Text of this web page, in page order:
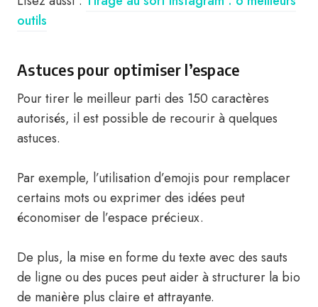
outils
Astuces pour optimiser l’espace
Pour tirer le meilleur parti des 150 caractères
autorisés, il est possible de recourir à quelques
astuces.
Par exemple, l’utilisation d’emojis pour remplacer
certains mots ou exprimer des idées peut
économiser de l’espace précieux.
De plus, la mise en forme du texte avec des sauts
de ligne ou des puces peut aider à structurer la bio
de manière plus claire et attrayante.